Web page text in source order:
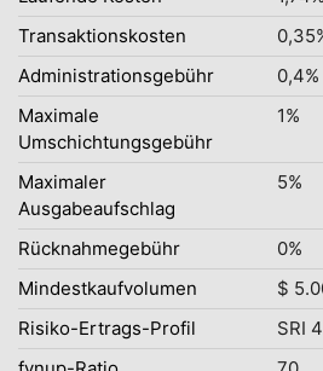
Transaktionskosten
Administrationsgebühr
0,4%
Maximale
Umschichtungsgebühr
1%
Maximaler
Ausgabeaufschlag
5%
Rücknahmegebühr
0%
Mindestkaufvolumen
$
Risiko-Ertrags-Profil
SRI 4